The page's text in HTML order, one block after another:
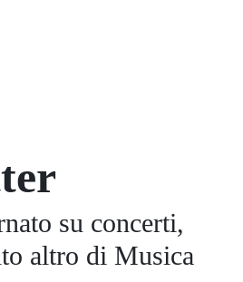
su concerti,
altro di Musica